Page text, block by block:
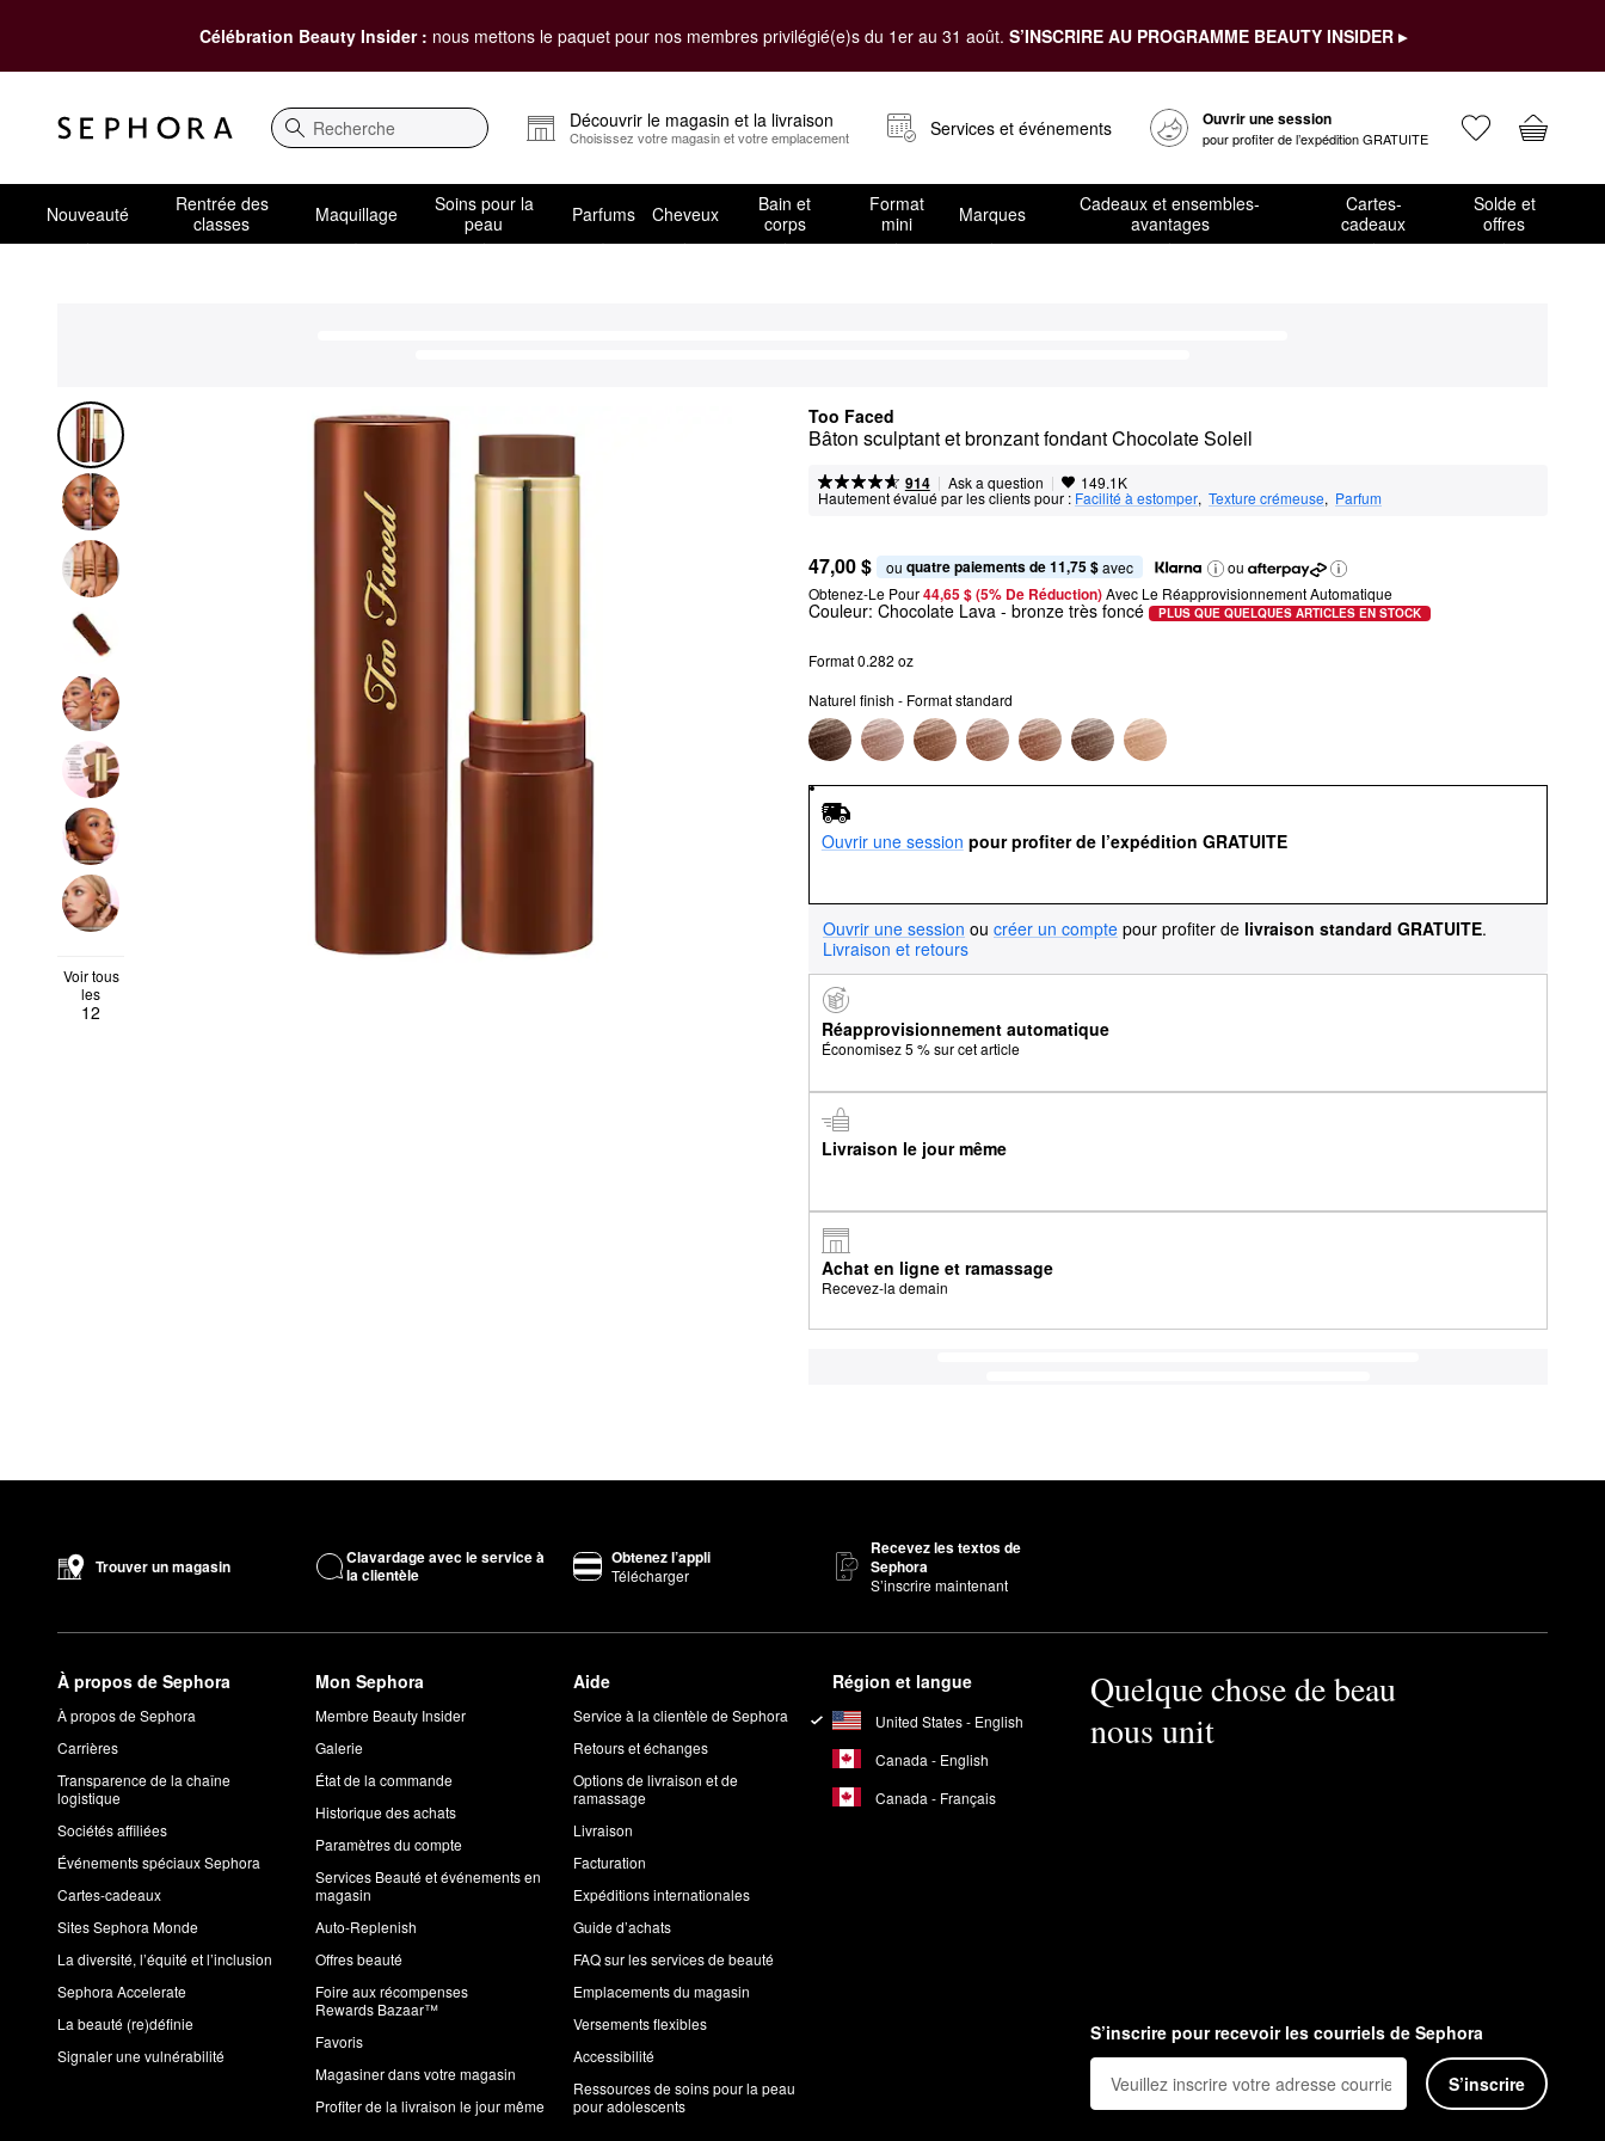
Célébration Beauty Insider : nous mettons le paquet pour nos membres privilégié(e)s du 1er au 31 août. S’INSCRIRE AU PROGRAMME BEAUTY INSIDER ▸
Recherche
Découvrir le magasin et la livraison
Choisissez votre magasin et votre emplacement Services et événements Ouvrir une session
pour profiter de l’expédition GRATUITE
Nouveauté
Rentrée des
classes
Maquillage
Soins pour la
peau
Parfums Cheveux
Bain et
corps
Format
mini
Marques
Cadeaux et ensembles-
avantages
Cartes-
cadeaux
Solde et
offres
Too Faced
Bâton sculptant et bronzant fondant Chocolate Soleil
914 | Ask a question | 149.1K
Hautement évalué par les clients pour : Facilité à estomper, Texture crémeuse, Parfum
Voir tous
les
12
47,00 $ ou quatre paiements de 11,75 $ avec
ou
Obtenez-Le Pour44,65 $ (5% De Réduction) Avec Le Réapprovisionnement Automatique
Couleur: Chocolate Lava - bronze très foncé PLUS QUE QUELQUES ARTICLES EN STOCK
Format 0.282 oz
Naturel finish - Format standard
Ouvrir une session pour profiter de l’expédition GRATUITE
Ouvrir une session ou créer un compte pour profiter de livraison standard GRATUITE.
Livraison et retours
Réapprovisionnement automatique
Économisez 5 % sur cet article
Livraison le jour même
Achat en ligne et ramassage
Recevez-la demain
Trouver un magasin
Clavardage avec le service à
la clientèle
Obtenez l’appli
Télécharger
Recevez les textos de
Sephora
S’inscrire maintenant
À propos de Sephora
À propos de Sephora
Carrières
Transparence de la chaîne
logistique
Sociétés affiliées
Événements spéciaux Sephora
Cartes-cadeaux
Sites Sephora Monde
La diversité, l’équité et l’inclusion
Sephora Accelerate
La beauté (re)définie
Signaler une vulnérabilité
Mon Sephora
Membre Beauty Insider
Galerie
État de la commande
Historique des achats
Paramètres du compte
Services Beauté et événements en
magasin
Auto-Replenish
Offres beauté
Foire aux récompenses
Rewards Bazaar™
Favoris
Magasiner dans votre magasin
Profiter de la livraison le jour même
Aide
Service à la clientèle de Sephora
Retours et échanges
Options de livraison et de
ramassage
Livraison
Facturation
Expéditions internationales
Guide d’achats
FAQ sur les services de beauté
Emplacements du magasin
Versements flexibles
Accessibilité
Ressources de soins pour la peau
pour adolescents
Région et langue
United States - English
Canada - English
Canada - Français
Quelque chose de beau
nous unit
S’inscrire pour recevoir les courriels de Sephora
S’inscrire